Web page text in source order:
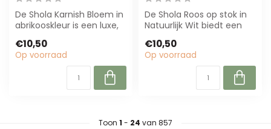
De Shola Karnish Bloem in
abrikooskleur is een luxe,
kunstbloem....
€10,50
Op voorraad
De Shola Roos op stok in
Natuurlijk Wit biedt een
realistische b...
€10,50
Op voorraad
Toon 1 - 24 van 857